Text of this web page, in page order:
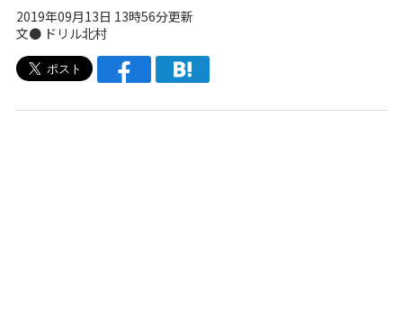
2019年09月13日 13時56分更新
文● ドリル北村